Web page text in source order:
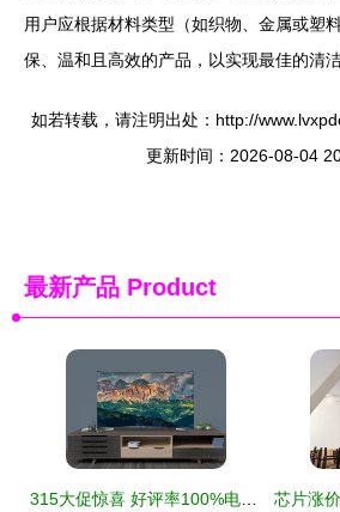
用户应根据材料类型（如织物、金属或塑
保、温和且高效的产品，以实现最佳的清洁
如若转载，请注明出处：http://
更新时间：2026-08-04
最新产品 Product
315大促惊喜 好评率100%电视，下单立减不容错过